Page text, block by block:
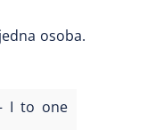
osoba.
I to one